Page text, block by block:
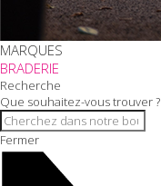
MARQUES
BRADERIE
Recherche
Que souhaitez-vous trouver ?
Fermer